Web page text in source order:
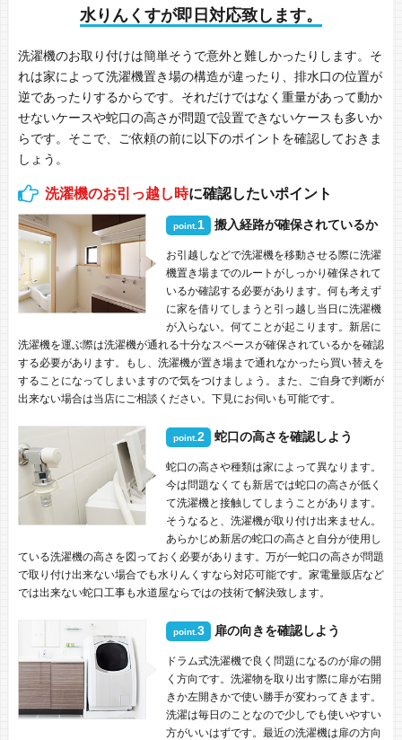
水りんくすが即日対応致します。
洗濯機のお取り付けは簡単そうで意外と難しかったりします。そ
れは家によって洗濯機置き場の構造が違ったり、排水口の位置が
逆であったりするからです。それだけではなく重量があって動か
せないケースや蛇口の高さが問題で設置できないケースも多いか
らです。そこで、ご依頼の前に以下のポイントを確認しておきま
しょう。
洗濯機のお引っ越し時に確認したいポイント
point. 1 搬入経路が確保されているか
お引越しなどで洗濯機を移動させる際に洗濯
機置き場までのルートがしっかり確保されて
いるか確認する必要があります。何も考えず
に家を借りてしまうと引っ越し当日に洗濯機
が入らない。何てことが起こります。新居に
洗濯機を運ぶ際は洗濯機が通れる十分なスペースが確保されているかを確認
する必要があります。もし、洗濯機が置き場まで通れなかったら買い替えを
することになってしまいますので気をつけましょう。また、ご自身で判断が
出来ない場合は当店にご相談ください。下見にお伺いも可能です。
point.2 蛇口の高さを確認しよう
蛇口の高さや種類は家によって異なります。
今は問題なくても新居では蛇口の高さが低く
て洗濯機と接触してしまうことがあります。
そうなると、洗濯機が取り付け出来ません。
あらかじめ新居の蛇口の高さと自分が使用し
ている洗濯機の高さを図っておく必要があります。万が一蛇口の高さが問題
で取り付け出来ない場合でも水りんくすなら対応可能です。家電量販店など
では出来ない蛇口工事も水道屋ならではの技術で解決致します。
point.3 扉の向きを確認しよう
ドラム式洗濯機で良く問題になるのが扉の開
く方向です。洗濯物を取り出す際に扉が右開
きか左開きかで使い勝手が変わってきます。
洗濯は毎日のことなので少しでも使いやすい
方がいいはずです。最近の洗濯機は扉の方向